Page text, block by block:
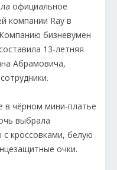
официальное
компании Ray в
бизневумен
13-летняя
Абрамовича,
в чёрном мини-платье
выбрала
кроссовками, белую
очки.